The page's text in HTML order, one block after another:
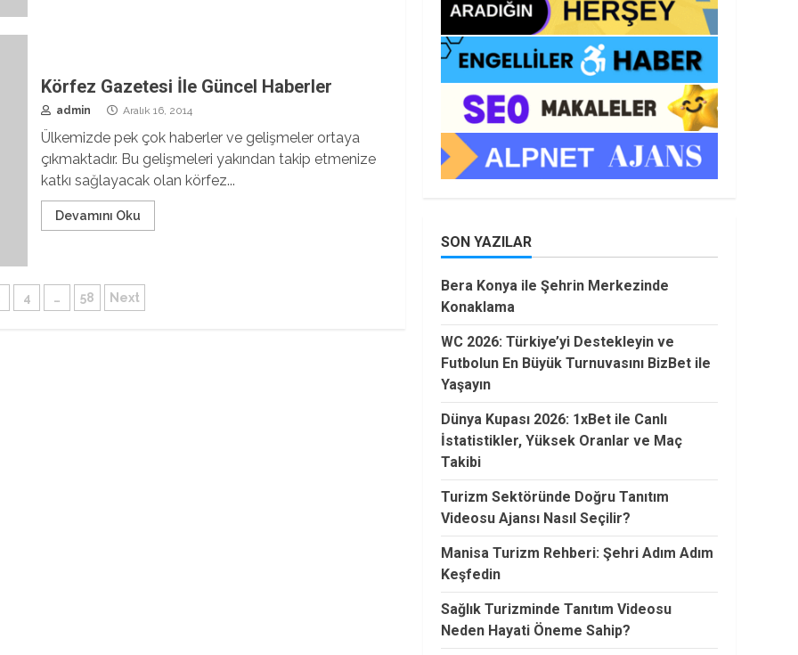
Körfez Gazetesi İle Güncel Haberler
admin Aralık 16, 2014
Ülkemizde pek çok haberler ve gelişmeler ortaya
çıkmaktadır. Bu gelişmeleri yakından takip etmenize
katkı sağlayacak olan körfez...
Devamını Oku
4 … 58 Next
SON YAZILAR
Bera Konya ile Şehrin Merkezinde
Konaklama
WC 2026: Türkiye’yi Destekleyin ve
Futbolun En Büyük Turnuvasını BizBet ile
Yaşayın
Dünya Kupası 2026: 1xBet ile Canlı
İstatistikler, Yüksek Oranlar ve Maç
Takibi
Turizm Sektöründe Doğru Tanıtım
Videosu Ajansı Nasıl Seçilir?
Manisa Turizm Rehberi: Şehri Adım Adım
Keşfedin
Sağlık Turizminde Tanıtım Videosu
Neden Hayati Öneme Sahip?